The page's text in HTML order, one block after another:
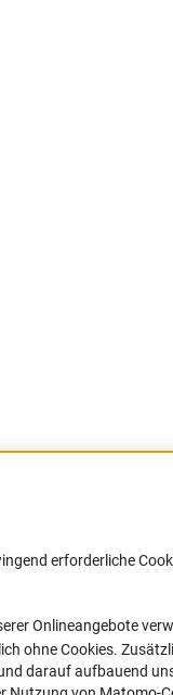
erforderliche
Onlineangebote
ohne Cookies.
darauf aufbauend